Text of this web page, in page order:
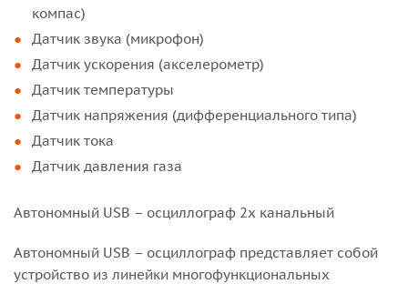
компас)
Датчик звука (микрофон)
Датчик ускорения (акселерометр)
Датчик температуры
Датчик напряжения (дифференциального типа)
Датчик тока
Датчик давления газа
Автономный USB – осциллограф 2х канальный
Автономный USB – осциллограф представляет собой
устройство из линейки многофункциональных